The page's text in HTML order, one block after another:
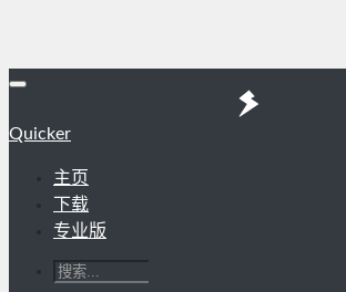
Quicker
主页
下载
专业版